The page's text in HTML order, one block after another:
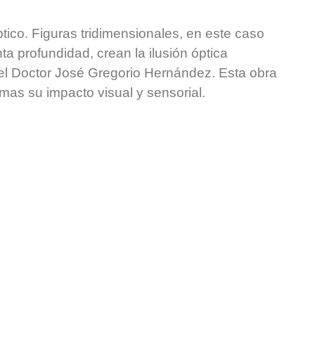
Figuras tridimensionales, en este caso
profundidad, crean la ilusión óptica
Doctor José Gregorio Hernández. Esta obra
su impacto visual y sensorial.